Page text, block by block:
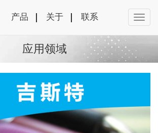
产品 关于 联系
应用领域